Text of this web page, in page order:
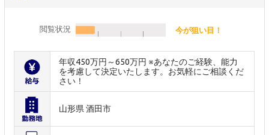
閲覧状況 今が狙い目！
年収450万円～650万円 ※あなたのご経験、能力
を考慮して決定いたします。お気軽にご相談くだ
さい！
山形県 酒田市